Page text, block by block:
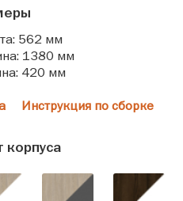
562 мм
1380 мм
420 мм
Инструкция по сборке
корпуса